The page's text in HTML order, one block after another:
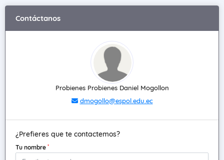
Contáctanos
Probienes Probienes Daniel Mogollon
dmogollo@espol.edu.ec
¿Prefieres que te contactemos?
Tu nombre *